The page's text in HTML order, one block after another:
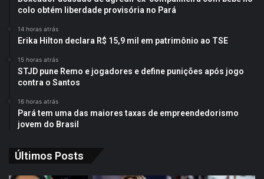
colo obtém liberdade provisória no Pará
14 horas atrás
Erika Hilton declara R$ 15,9 mil em patrimônio ao TSE
15 horas atrás
STJD pune Remo e jogadores e define punições após jogo
contra o Santos
16 horas atrás
Pará tem uma das maiores taxas de empreendedorismo
jovem do Brasil
Últimos Posts